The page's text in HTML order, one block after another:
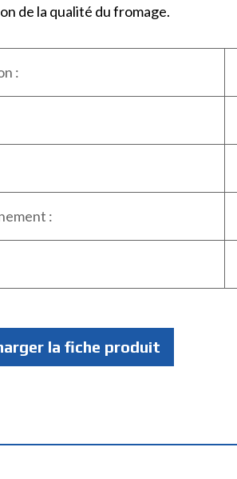
de la qualité du fromage.
:
:
la fiche produit